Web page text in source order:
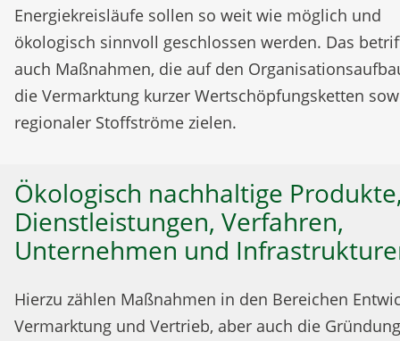
Energiekreisläufe sollen so weit wie möglich und
ökologisch sinnvoll geschlossen werden. Das
auch Maßnahmen, die auf den
die Vermarktung kurzer Wertschöpfungsketten
regionaler Stoffströme zielen.
Ökologisch nachhaltige
Dienstleistungen, Verfahren,
Unternehmen und
Hierzu zählen Maßnahmen in den Bereichen
Vermarktung und Vertrieb, aber auch die